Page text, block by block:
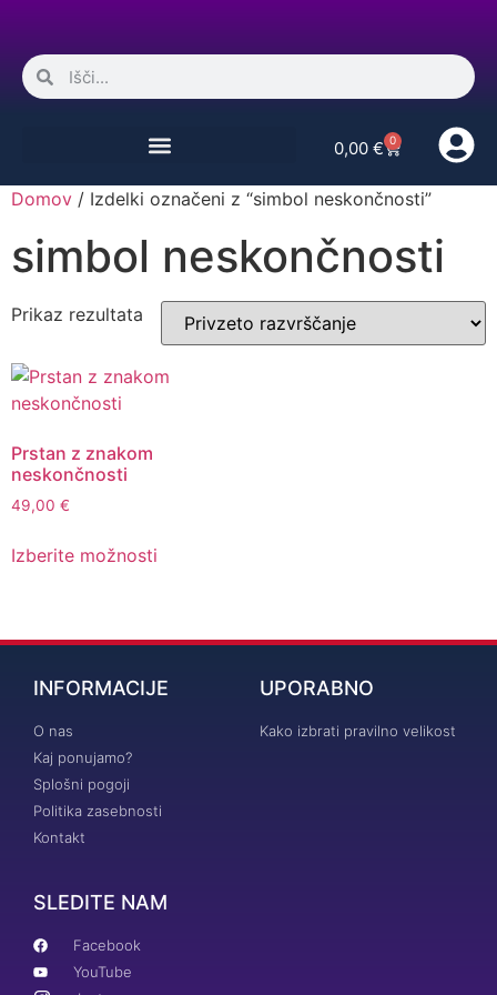
0,00 € 0
Domov / Izdelki označeni z “simbol neskončnosti”
simbol neskončnosti
Prikaz rezultata
Prstan z znakom
neskončnosti
49,00 €
Izberite možnosti
INFORMACIJE
O nas
Kaj ponujamo?
Splošni pogoji
Politika zasebnosti
Kontakt
UPORABNO
Kako izbrati pravilno velikost
SLEDITE NAM
Facebook
YouTube